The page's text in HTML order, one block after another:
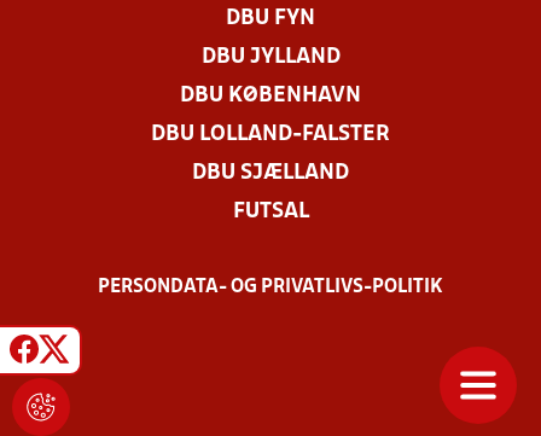
DBU FYN
DBU JYLLAND
DBU KØBENHAVN
DBU LOLLAND-FALSTER
DBU SJÆLLAND
FUTSAL
PERSONDATA- OG PRIVATLIVS-POLITIK